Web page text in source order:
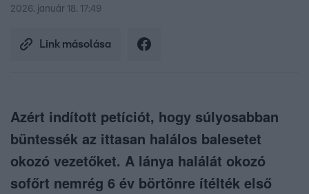
2026. január 18. 17:49
Link másolása
Azért indított petíciót, hogy súlyosabban
büntessék az ittasan halálos balesetet
okozó vezetőket. A lánya halálát okozó
sofőrt nemrég 6 év börtönre ítélték első